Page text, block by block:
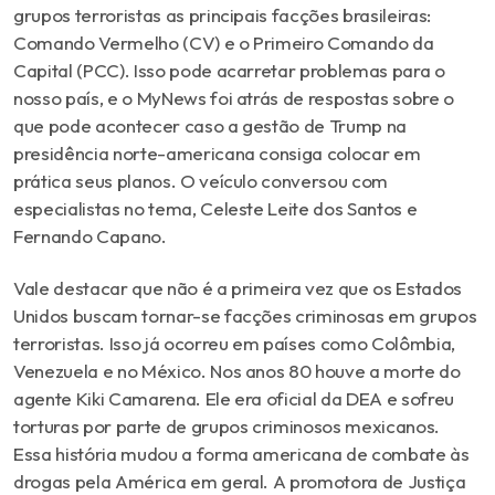
grupos terroristas as principais facções brasileiras:
Comando Vermelho (CV) e o Primeiro Comando da
Capital (PCC). Isso pode acarretar problemas para o
nosso país, e o MyNews foi atrás de respostas sobre o
que pode acontecer caso a gestão de Trump na
presidência norte-americana consiga colocar em
prática seus planos. O veículo conversou com
especialistas no tema, Celeste Leite dos Santos e
Fernando Capano.
Vale destacar que não é a primeira vez que os Estados
Unidos buscam tornar-se facções criminosas em grupos
terroristas. Isso já ocorreu em países como Colômbia,
Venezuela e no México. Nos anos 80 houve a morte do
agente Kiki Camarena. Ele era oficial da DEA e sofreu
torturas por parte de grupos criminosos mexicanos.
Essa história mudou a forma americana de combate às
drogas pela América em geral. A promotora de Justiça